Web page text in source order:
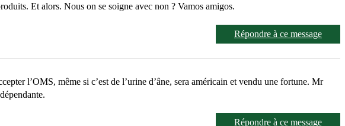
Et alors. Nous on se soigne avec non ? Vamos amigos.
Répondre à ce message
l’OMS, même si c’est de l’urine d’âne, sera américain et vendu une fortune. Mr
Répondre à ce message